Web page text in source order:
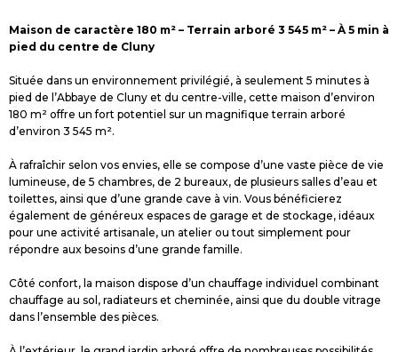
Maison de caractère 180 m² – Terrain arboré 3 545 m² – À 5 min à
pied du centre de Cluny
Située dans un environnement privilégié, à seulement 5 minutes à
pied de l’Abbaye de Cluny et du centre-ville, cette maison d’environ
180 m² offre un fort potentiel sur un magnifique terrain arboré
d’environ 3 545 m².
À rafraîchir selon vos envies, elle se compose d’une vaste pièce de vie
lumineuse, de 5 chambres, de 2 bureaux, de plusieurs salles d’eau et
toilettes, ainsi que d’une grande cave à vin. Vous bénéficierez
également de généreux espaces de garage et de stockage, idéaux
pour une activité artisanale, un atelier ou tout simplement pour
répondre aux besoins d’une grande famille.
Côté confort, la maison dispose d’un chauffage individuel combinant
chauffage au sol, radiateurs et cheminée, ainsi que du double vitrage
dans l’ensemble des pièces.